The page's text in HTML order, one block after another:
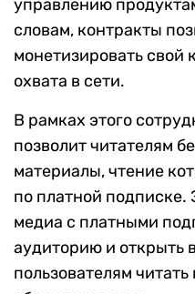
управлению
словам, контракты
монетизировать свой
охвата в сети.
В рамках этого
позволит читателям
материалы, чтение
по платной подписке.
медиа с платными
аудиторию и открыть
пользователям